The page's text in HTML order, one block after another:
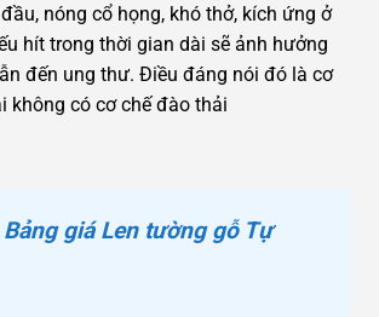
nóng cổ họng, khó thở, kích ứng ở
hít trong thời gian dài sẽ ảnh hưởng
đến ung thư. Điều đáng nói đó là cơ
không có cơ chế đào thải
Bảng giá Len tường gỗ Tự